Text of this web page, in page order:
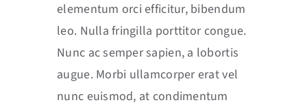
elementum orci efficitur, bibendum
leo. Nulla fringilla porttitor congue.
Nunc ac semper sapien, a lobortis
augue. Morbi ullamcorper erat vel
nunc euismod, at condimentum